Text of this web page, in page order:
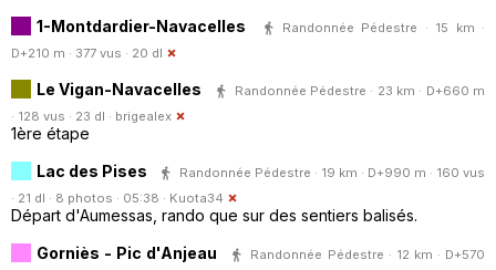
1-Montdardier-Navacelles
Randonnée Pédestre · 15 km ·
D+210 m · 377 vus · 20 dl
Le Vigan-Navacelles
Randonnée Pédestre · 23 km · D+660 m
· 128 vus · 23 dl · brigealex
1ère étape
Lac des Pises
Randonnée Pédestre · 19 km · D+990 m · 160 vus
· 21 dl · 8 photos · 05:38 · Kuota34
Départ d'Aumessas, rando que sur des sentiers balisés.
Gorniès - Pic d'Anjeau
Randonnée Pédestre · 12 km · D+570